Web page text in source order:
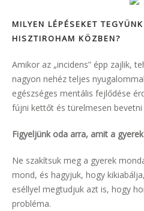
MILYEN LÉPÉSEKET
HISZTIROHAM KÖZBEN?
Amikor az „incidens” épp zajlik,
nagyon nehéz teljes
egészséges mentális fejlődése
fújni kettőt és türelmesen
Figyeljünk oda arra, amit a
Ne szakítsuk meg a gyerek
mond, és hagyjuk, hogy
eséllyel megtudjuk azt is, hogy
probléma.